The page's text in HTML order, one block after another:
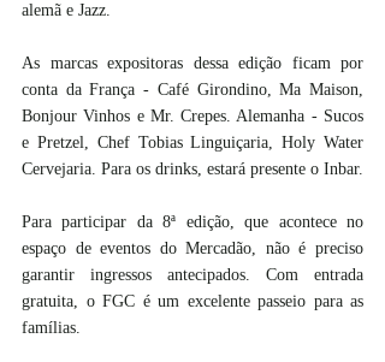
alemã e Jazz.
As marcas expositoras dessa edição ficam por
conta da França - Café Girondino, Ma Maison,
Bonjour Vinhos e Mr. Crepes. Alemanha - Sucos
e Pretzel, Chef Tobias Linguiçaria, Holy Water
Para participar da 8ª edição, que acontece no
espaço de eventos do Mercadão, não é preciso
garantir ingressos antecipados. Com entrada
gratuita, o FGC é um excelente passeio para as
famílias.